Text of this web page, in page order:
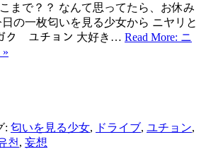
まで？？ なんて思ってたら、お休み
の一枚匂いを見る少女から ニヤリと
ク ユチョン 大好き… Read More: ニ
: 匂いを見る少女, ドライブ, ユチョン,
천 , 妄想